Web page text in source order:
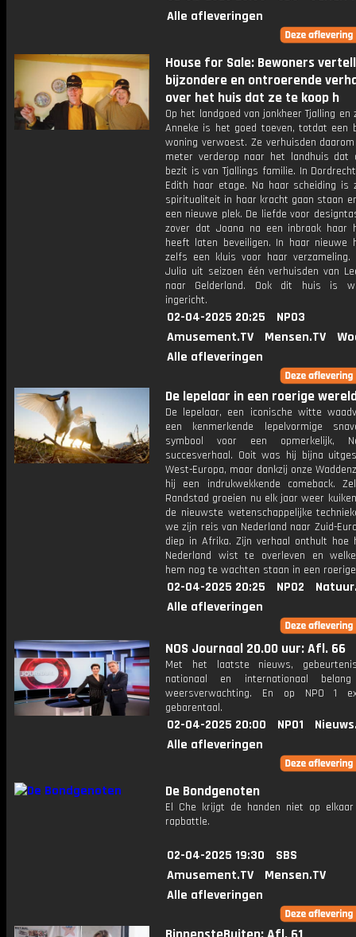
Alle afleveringen
House for Sale: Bewoners
bijzondere en ontroerende
over het huis dat ze te koop h
Op het landgoed van jonkheer Tjalling en
Anneke is het goed toeven, totdat een
woning verwoest. Ze verhuisden
meter verderop naar het landhuis dat
bezit is van Tjallings familie. In
Edith haar etage. Na haar scheiding is
spiritualiteit in haar kracht gaan staan
een nieuwe plek. De liefde voor
zover dat Joana na een inbraak haar
heeft laten beveiligen. In haar nieuwe
zelfs een kluis voor haar verzameling.
Julia uit seizoen één verhuisden van
naar Gelderland. Ook dit huis is
ingericht.
02-04-2025 20:25
NPO3
Amusement.TV
Mensen.TV
Alle afleveringen
De lepelaar in een roerige
De lepelaar, een iconische witte
een kenmerkende lepelvormige
symbool voor een opmerkelijk,
succesverhaal. Ooit was hij bijna
West-Europa, maar dankzij onze
hij een indrukwekkende comeback.
Randstad groeien nu elk jaar weer
de nieuwste wetenschappelijke
we zijn reis van Nederland naar Zuid-
diep in Afrika. Zijn verhaal onthult hoe
Nederland wist te overleven en
hem nog te wachten staan in een
02-04-2025 20:25 NPO2
Alle afleveringen
NOS Journaal 20.00 uur: Afl. 66
Met het laatste nieuws,
nationaal en internationaal
weersverwachting. En op NPO 1
gebarentaal.
02-04-2025 20:00 NPO1
Alle afleveringen
De Bondgenoten
El Che krijgt de handen niet op
rapbattle.
02-04-2025 19:30
SBS
Amusement.TV
Mensen.TV
Alle afleveringen